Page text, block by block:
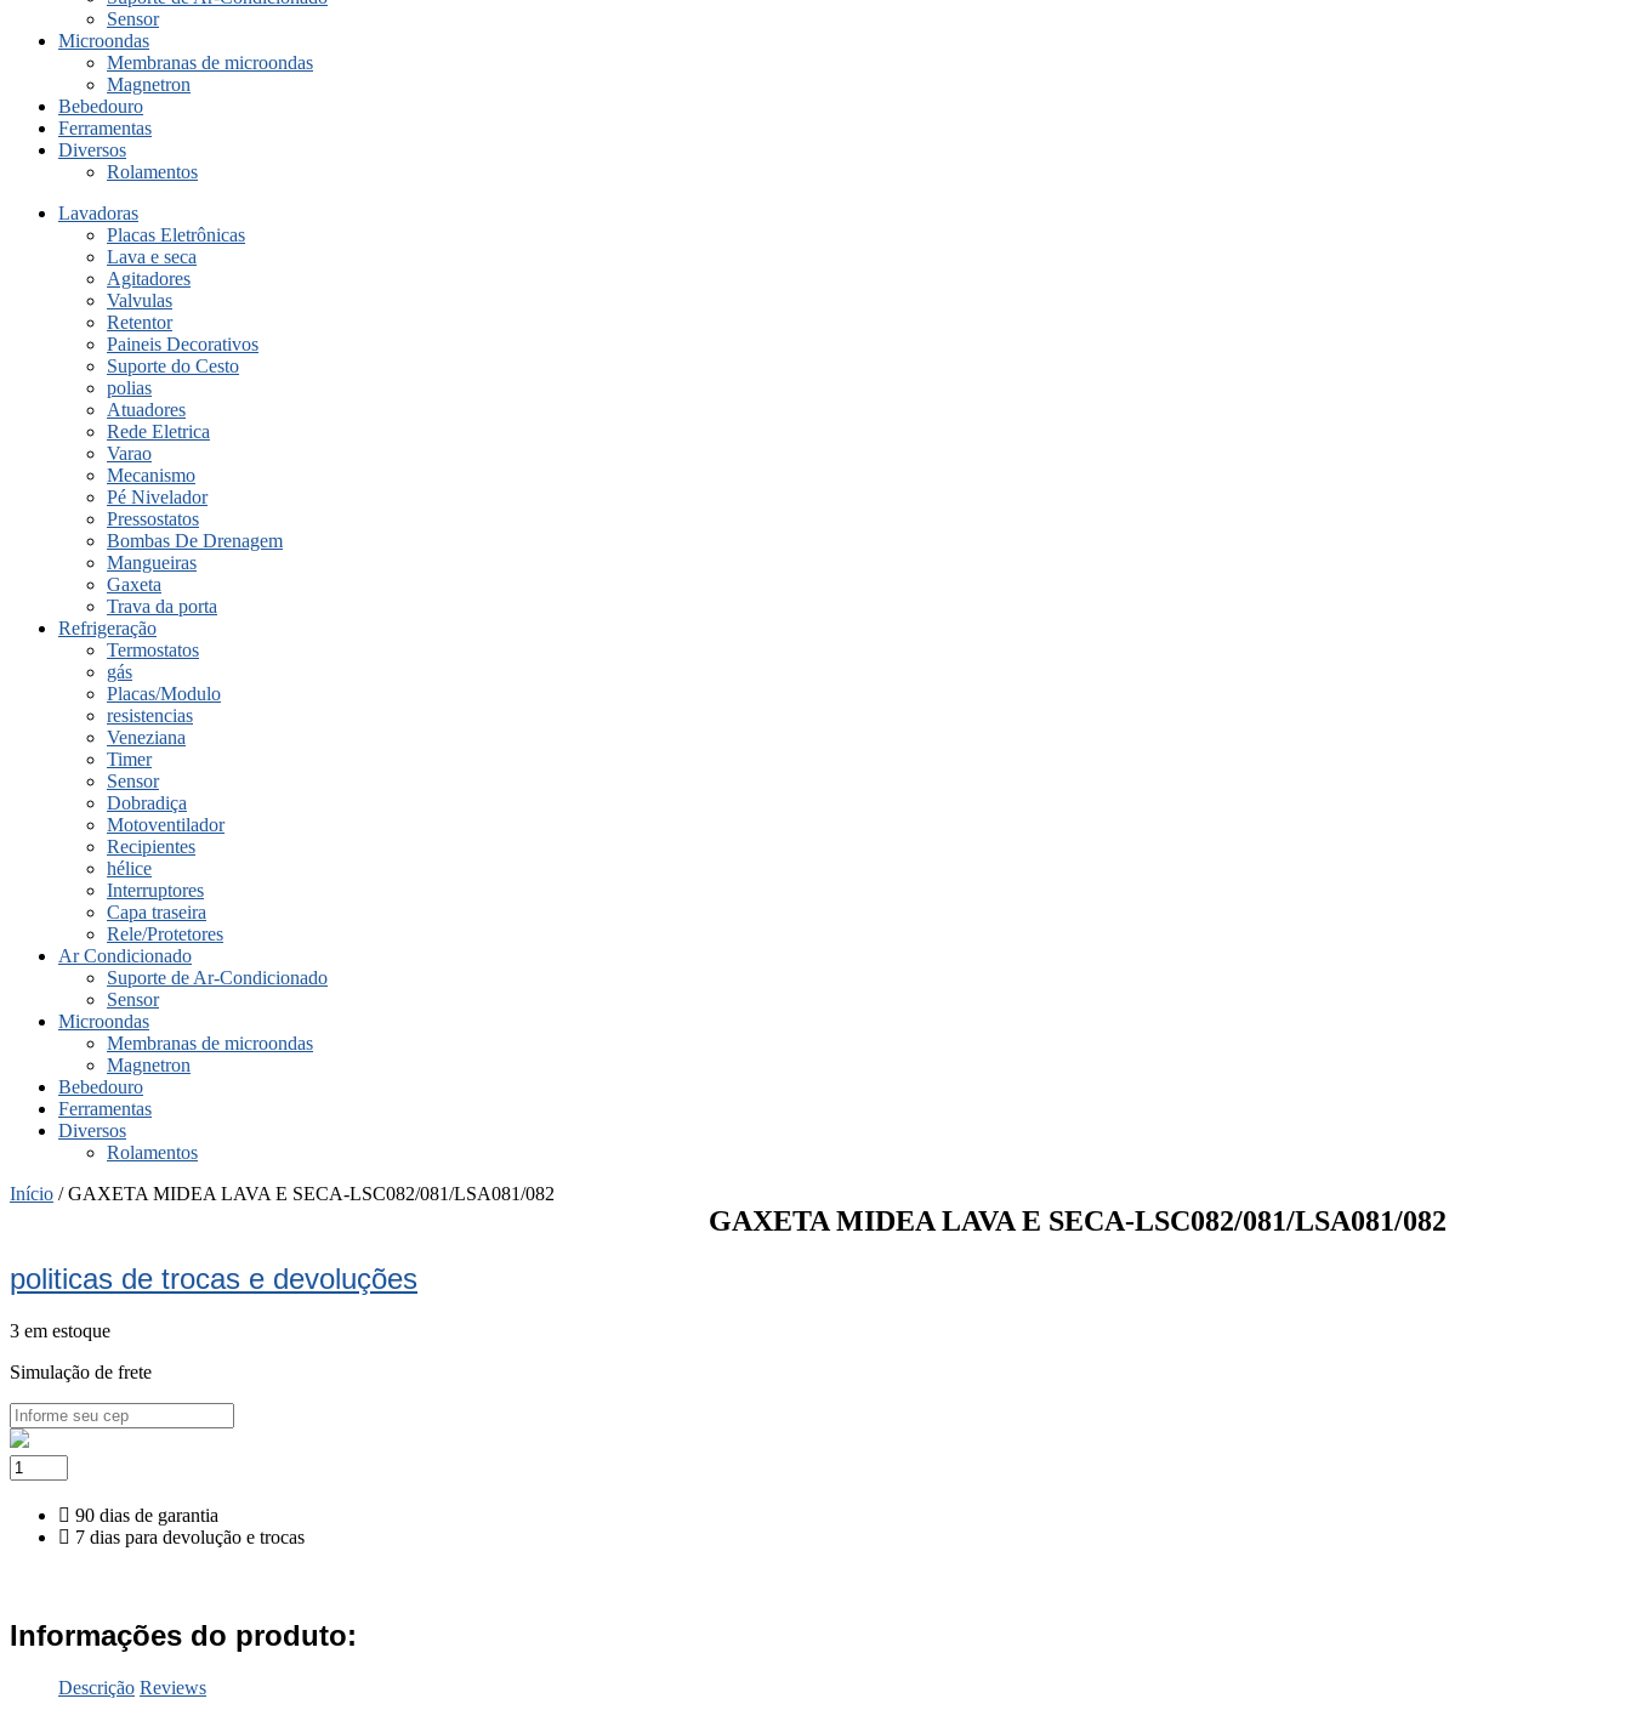
Sensor
Microondas
Membranas de microondas
Magnetron
Bebedouro
Ferramentas
Diversos
Rolamentos
Lavadoras
Placas Eletrônicas
Lava e seca
Agitadores
Valvulas
Retentor
Paineis Decorativos
Suporte do Cesto
polias
Atuadores
Rede Eletrica
Varao
Mecanismo
Pé Nivelador
Pressostatos
Bombas De Drenagem
Mangueiras
Gaxeta
Trava da porta
Refrigeração
Termostatos
gás
Placas/Modulo
resistencias
Veneziana
Timer
Sensor
Dobradiça
Motoventilador
Recipientes
hélice
Interruptores
Capa traseira
Rele/Protetores
Ar Condicionado
Suporte de Ar-Condicionado
Sensor
Microondas
Membranas de microondas
Magnetron
Bebedouro
Ferramentas
Diversos
Rolamentos
Início / GAXETA MIDEA LAVA E SECA-LSC082/081/LSA081/082
GAXETA MIDEA LAVA E SECA-LSC082/081/LSA081/082
politicas de trocas e devoluções
3 em estoque
Simulação de frete
GAXETA
MIDEA
90 dias de garantia
7 dias para devolução e trocas
Informações do produto:
Descrição Reviews